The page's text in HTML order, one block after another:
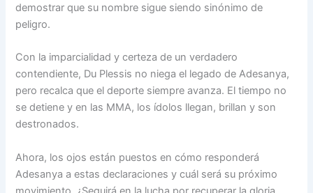
demostrar que su nombre sigue siendo sinónimo de
peligro.
Con la imparcialidad y certeza de un verdadero
contendiente, Du Plessis no niega el legado de Adesanya,
pero recalca que el deporte siempre avanza. El tiempo no
se detiene y en las MMA, los ídolos llegan, brillan y son
destronados.
Ahora, los ojos están puestos en cómo responderá
Adesanya a estas declaraciones y cuál será su próximo